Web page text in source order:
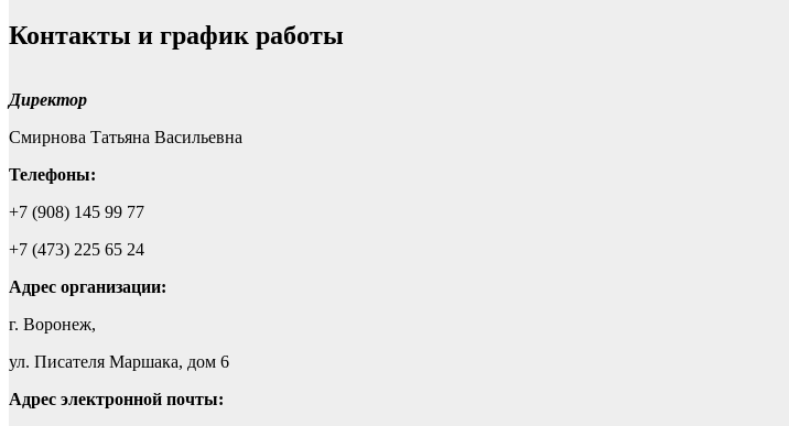
Контакты и график работы
Директор
Смирнова Татьяна Васильевна
Телефоны:
+7 (908) 145 99 77
+7 (473) 225 65 24
Адрес организации:
г. Воронеж,
ул. Писателя Маршака, дом 6
Адрес электронной почты: